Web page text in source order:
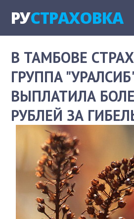
РУСТРАХОВКА
В ТАМБОВЕ
ГРУППА
ВЫПЛАТИЛА
РУБЛЕЙ ЗА